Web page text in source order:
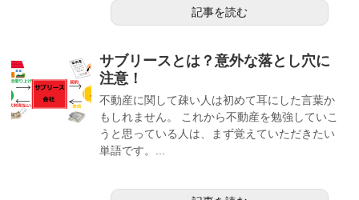
記事を読む
サブリースとは？意外な落とし穴に
注意！
不動産に関して疎い人は初めて耳にした言葉か
もしれません。 これから不動産を勉強していこ
うと思っている人は、まず覚えていただきたい
単語です。...